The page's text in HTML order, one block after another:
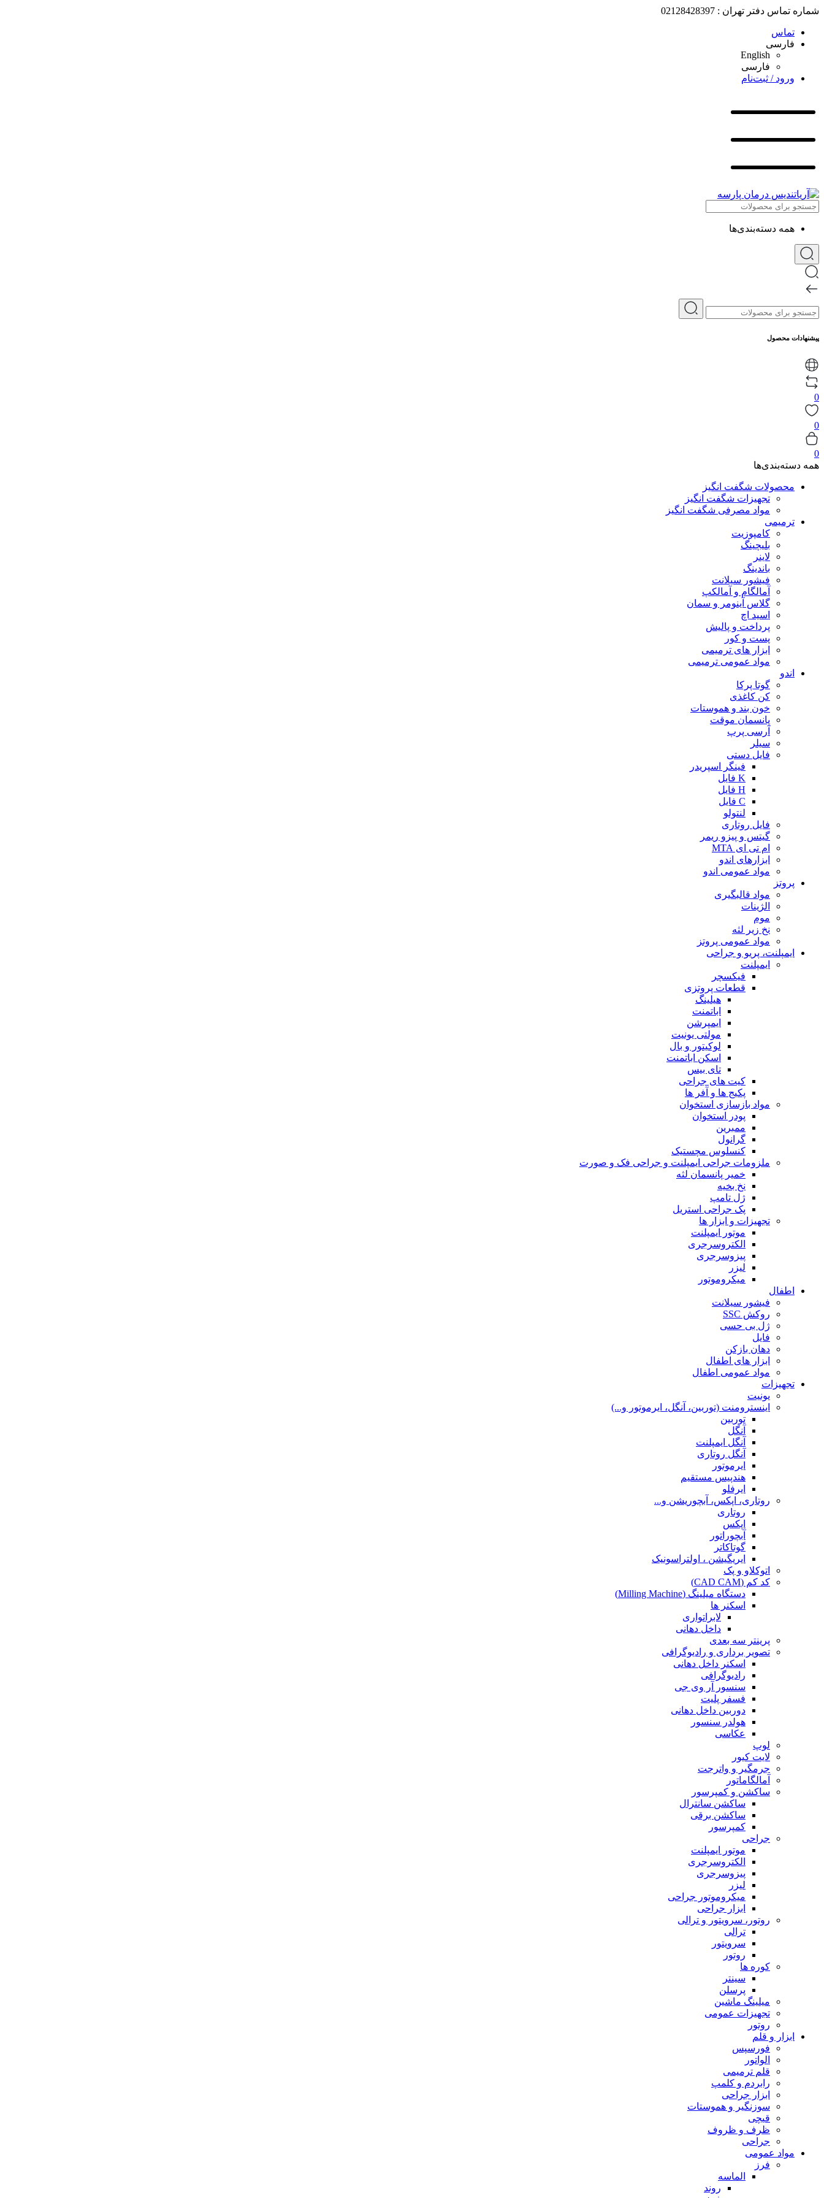
شماره تماس دفتر تهران : 02128428397
تماس
فارسی
English
فارسی
ورود / ثبت‌نام
همه دسته‌بندی‌ها
پیشنهادات محصول
0
0
0
همه دسته‌بندی‌ها
محصولات شگفت انگیز
تجهیزات شگفت انگیز
مواد مصرفی شگفت انگیز
ترمیمی
کامپوزیت
بلیچینگ
لاینر
باندینگ
فیشور سیلانت
آمالگام و آمالکپ
گلاس آینومر و سمان
اسید اچ
پرداخت و پالیش
پست و کور
ابزار های ترمیمی
مواد عمومی ترمیمی
اندو
گوتا پرکا
کن کاغذی
خون بند و هموستات
پانسمان موقت
آرسی پرپ
سیلر
فایل دستی
فینگر اسپریدر
K فایل
H فایل
C فایل
لنتولو
فایل روتاری
گیتس و پیزو ریمر
ام تی ای MTA
ابزارهای اندو
مواد عمومی اندو
پروتز
مواد قالبگیری
الژینات
موم
نخ زیر لثه
مواد عمومی پروتز
ایمپلنت، پریو و جراحی
ایمپلنت
فیکسچر
قطعات پروتزی
هیلینگ
اباتمنت
ایمپرشن
مولتی یونیت
لوکیتور و بال
اسکن اباتمنت
تای بیس
کیت های جراحی
پکیج ها و آفر ها
مواد بازسازی استخوان
پودر استخوان
ممبرین
گرانول
کنسلوس مچستیک
ملزومات جراحی ایمپلنت و جراحی فک و صورت
خمیر پانسمان لثه
نخ بخیه
ژل تامپ
پک جراحی استریل
تجهیزات و ابزار ها
موتور ایمپلنت
الکتروسرجری
پیزوسرجری
لیزر
میکروموتور
اطفال
فیشور سیلانت
روکش SSC
ژل بی حسی
فایل
دهان بازکن
ابزار های اطفال
مواد عمومی اطفال
تجهیزات
یونیت
اینسترومنت (توربین، آنگل، ایرموتور و...)
توربین
آنگل
آنگل ایمپلنت
آنگل روتاری
ایرموتور
هندپیس مستقیم
ایرفلو
روتاری، اپکس، آبچوریشن و...
روتاری
اپکس
آبچوراتور
گوتاکاتر
ایریگیشن ، اولتراسونیک
اتوکلاو و پک
کد کم (CAD CAM)
دستگاه میلینگ (Milling Machine)
اسکنر ها
لابراتواری
داخل دهانی
پرینتر سه بعدی
تصویر برداری و رادیوگرافی
اسکنر داخل دهانی
رادیوگرافی
سنسور آر وی جی
فسفر پلیت
دوربین داخل دهانی
هولدر سنسور
عکاسی
لوپ
لایت کیور
جرمگیر و واترجت
آمالگاماتور
ساکشن و کمپرسور
ساکشن سانترال
ساکشن برقی
کمپرسور
جراحی
موتور ایمپلنت
الکتروسرجری
پیزوسرجری
لیزر
میکروموتور جراحی
ابزار جراحی
روتور، سرویتور و ترالی
ترالی
سرویتور
روتور
کوره ها
سینتر
پرسلن
میلینگ ماشین
تجهیزات عمومی
روتور
ابزار و قلم
فورسپس
الواتور
قلم ترمیمی
رابردم و کلمپ
ابزار جراحی
سوزنگیر و هموستات
قیچی
ظرف و ظروف
جراحی
مواد عمومی
فرز
الماسه
روند